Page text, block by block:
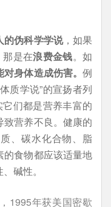
的伪科学学说，如果
那是在浪费金钱。如
对身体造成伤害。例
质学说”的宣扬者列
它们都是营养丰富的
营养不良。健康的
、碳水化合物、脂
的食物都应该适量地
碱性。
1995年获美国密歇